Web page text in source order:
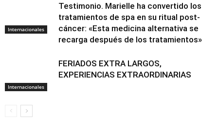
Internacionales
Testimonio. Marielle ha convertido los
tratamientos de spa en su ritual post-
cáncer: «Esta medicina alternativa se
recarga después de los tratamientos»
Internacionales
FERIADOS EXTRA LARGOS,
EXPERIENCIAS EXTRAORDINARIAS